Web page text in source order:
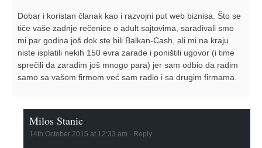
Dobar i koristan članak kao i razvojni put web biznisa. Što se
tiče vaše zadnje rečenice o adult sajtovima, sarađivali smo
mi par godina još dok ste bili Balkan-Cash, ali mi na kraju
niste isplatili nekih 150 evra zarade i poništili ugovor (i time
sprečili da zaradim još mnogo para) jer sam odbio da radim
samo sa vašom firmom već sam radio i sa drugim firmama.
Milos Stanic
14th October 2015 at 12:33 am · Reply